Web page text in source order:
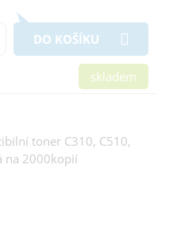
DO KOŠÍKU
skladem